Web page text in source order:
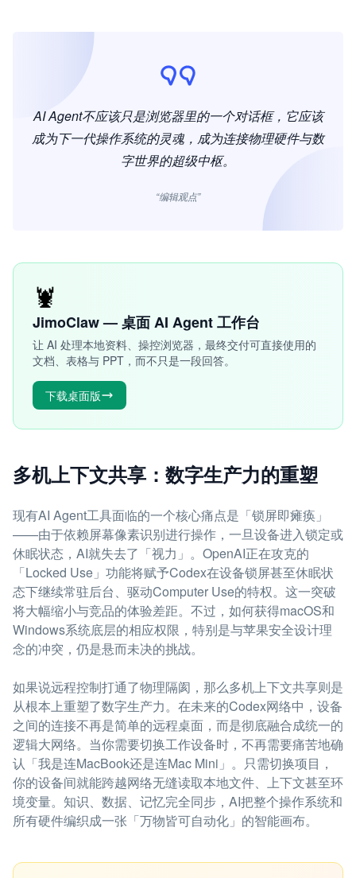
AI Agent不应该只是浏览器里的一个对话框，它应该
成为下一代操作系统的灵魂，成为连接物理硬件与数
字世界的超级中枢。
“编辑观点”
🦞
JimoClaw — 桌面 AI Agent 工作台
让 AI 处理本地资料、操控浏览器，最终交付可直接使用的
文档、表格与 PPT，而不只是一段回答。
下载桌面版
多机上下文共享：数字生产力的重塑
现有AI Agent工具面临的一个核心痛点是「锁屏即瘫痪」
——由于依赖屏幕像素识别进行操作，一旦设备进入锁定或
休眠状态，AI就失去了「视力」。OpenAI正在攻克的
「Locked Use」功能将赋予Codex在设备锁屏甚至休眠状
态下继续常驻后台、驱动Computer Use的特权。这一突破
将大幅缩小与竞品的体验差距。不过，如何获得macOS和
Windows系统底层的相应权限，特别是与苹果安全设计理
念的冲突，仍是悬而未决的挑战。
如果说远程控制打通了物理隔阂，那么多机上下文共享则是
从根本上重塑了数字生产力。在未来的Codex网络中，设备
之间的连接不再是简单的远程桌面，而是彻底融合成统一的
逻辑大网络。当你需要切换工作设备时，不再需要痛苦地确
认「我是连MacBook还是连Mac Mini」。只需切换项目，
你的设备间就能跨越网络无缝读取本地文件、上下文甚至环
境变量。知识、数据、记忆完全同步，AI把整个操作系统和
所有硬件编织成一张「万物皆可自动化」的智能画布。